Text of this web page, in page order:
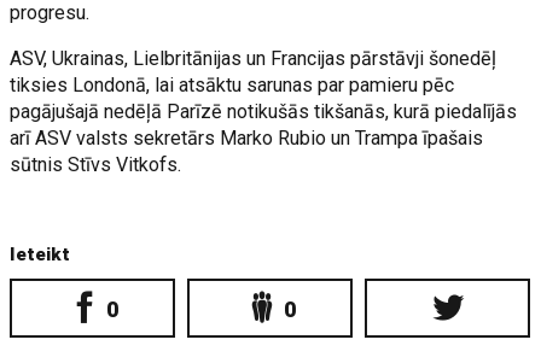
progresu.
ASV, Ukrainas, Lielbritānijas un Francijas pārstāvji šonedēļ
tiksies Londonā, lai atsāktu sarunas par pamieru pēc
pagājušajā nedēļā Parīzē notikušās tikšanās, kurā piedalījās
arī ASV valsts sekretārs Marko Rubio un Trampa īpašais
sūtnis Stīvs Vitkofs.
Ieteikt
0 0